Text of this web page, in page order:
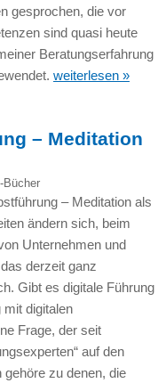
gesprochen, die vor
sind quasi heute
Beratungserfahrung
weiterlesen »
– Meditation
Bücher
– Meditation als
ändern sich, beim
Unternehmen und
derzeit ganz
Gibt es digitale Führung
mit digitalen
Frage, der seit
auf den
gehöre zu denen, die